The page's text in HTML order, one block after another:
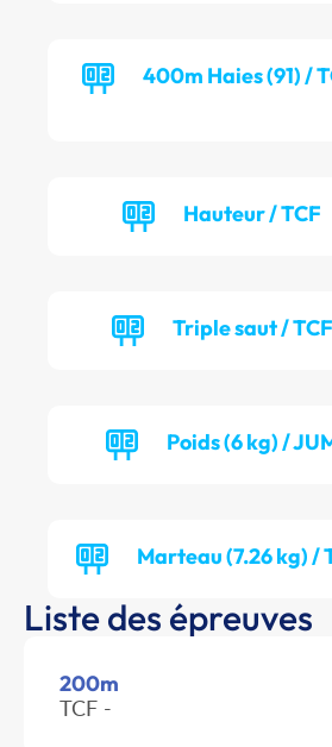
400m Haies (91) /
Hauteur / TCF
Triple saut / TCF
Poids (6 kg) /
Marteau (7.26 kg) /
Liste des épreuves
200m
TCF -